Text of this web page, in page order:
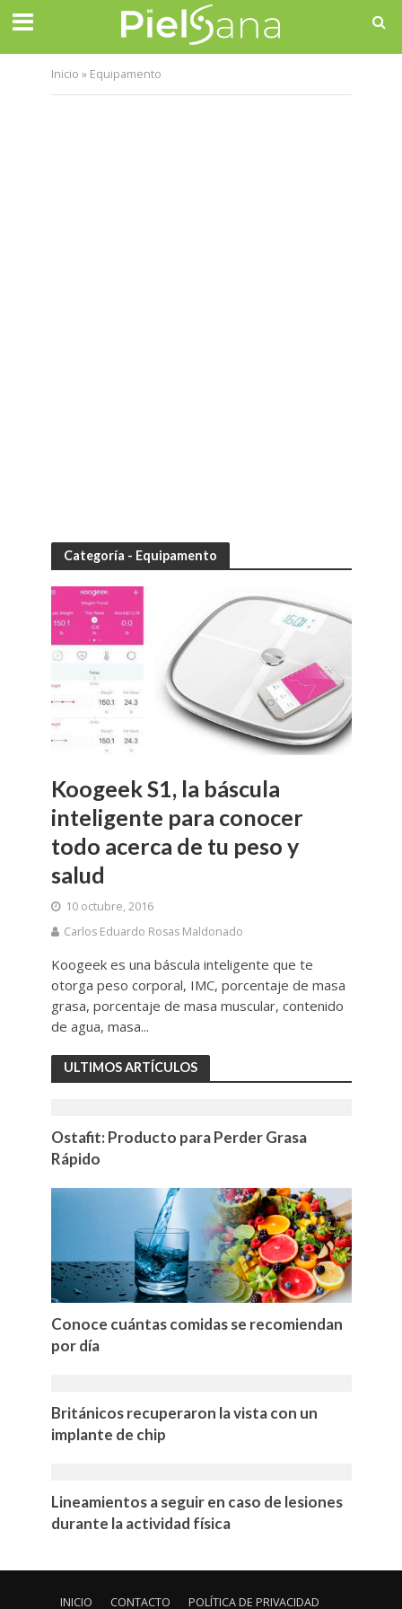
Inicio » Equipamento
Categoría - Equipamento
Koogeek S1, la báscula
inteligente para conocer
todo acerca de tu peso y
salud
10 octubre, 2016
Carlos Eduardo Rosas Maldonado
Koogeek es una báscula inteligente que te
otorga peso corporal, IMC, porcentaje de masa
grasa, porcentaje de masa muscular, contenido
de agua, masa...
ULTIMOS ARTÍCULOS
Ostafit: Producto para Perder Grasa
Rápido
Conoce cuántas comidas se recomiendan
por día
Británicos recuperaron la vista con un
implante de chip
Lineamientos a seguir en caso de lesiones
durante la actividad física
INICIO CONTACTO POLÍTICA DE PRIVACIDAD